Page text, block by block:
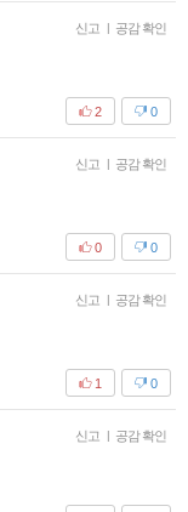
신고 | 공감 확인
0
2
신고 | 공감 확인
0
0
신고 | 공감 확인
0
1
신고 | 공감 확인